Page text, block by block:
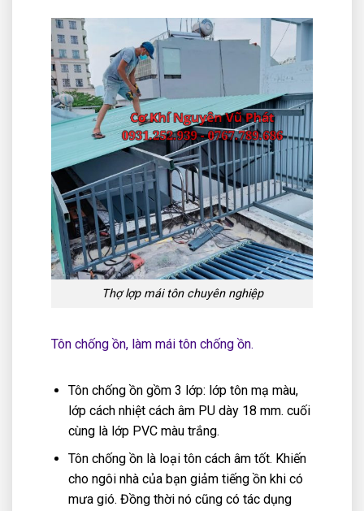
Thợ lợp mái tôn chuyên nghiệp
Tôn chống ồn, làm mái tôn chống ồn.
Tôn chống ồn gồm 3 lớp: lớp tôn mạ màu,
lớp cách nhiệt cách âm PU dày 18 mm. cuối
cùng là lớp PVC màu trắng.
Tôn chống ồn là loại tôn cách âm tốt. Khiến
cho ngôi nhà của bạn giảm tiếng ồn khi có
mưa gió. Đồng thời nó cũng có tác dụng